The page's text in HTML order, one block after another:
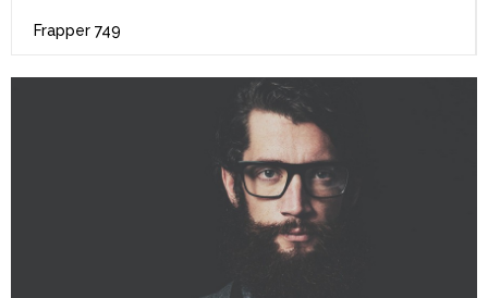
Frapper 749